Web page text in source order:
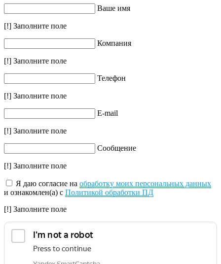
Ваше имя
[!] Заполните поле
Компания
[!] Заполните поле
Телефон
[!] Заполните поле
E-mail
[!] Заполните поле
Сообщение
[!] Заполните поле
Я даю согласие на обработку моих персональных данных
и ознакомлен(а) с Политикой обработки ПД
[!] Заполните поле